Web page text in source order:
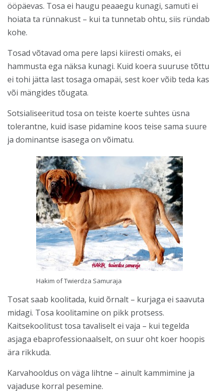
ööpäevas. Tosa ei haugu peaaegu kunagi, samuti ei
hoiata ta rünnakust – kui ta tunnetab ohtu, siis ründab
kohe.
Tosad võtavad oma pere lapsi kiiresti omaks, ei
hammusta ega näksa kunagi. Kuid koera suuruse tõttu
ei tohi jätta last tosaga omapäi, sest koer võib teda kas
või mängides tõugata.
Sotsialiseeritud tosa on teiste koerte suhtes üsna
tolerantne, kuid isase pidamine koos teise sama suure
ja dominantse isasega on võimatu.
Hakim of Twierdza Samuraja
Tosat saab koolitada, kuid õrnalt – kurjaga ei saavuta
midagi. Tosa koolitamine on pikk protsess.
Kaitsekoolitust tosa tavaliselt ei vaja – kui tegelda
asjaga ebaprofessionaalselt, on suur oht koer hoopis
ära rikkuda.
Karvahooldus on väga lihtne – ainult kammimine ja
vajaduse korral pesemine.